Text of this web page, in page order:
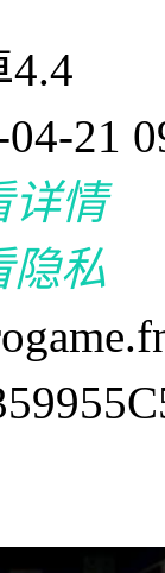
21
详情
隐私